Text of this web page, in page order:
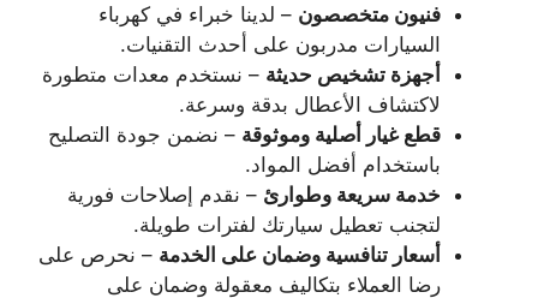
فنيون متخصصون – لدينا خبراء في كهرباء
السيارات مدربون على أحدث التقنيات.
أجهزة تشخيص حديثة – نستخدم معدات متطورة
لاكتشاف الأعطال بدقة وسرعة.
قطع غيار أصلية وموثوقة – نضمن جودة التصليح
باستخدام أفضل المواد.
خدمة سريعة وطوارئ – نقدم إصلاحات فورية
لتجنب تعطيل سيارتك لفترات طويلة.
أسعار تنافسية وضمان على الخدمة – نحرص على
رضا العملاء بتكاليف معقولة وضمان على